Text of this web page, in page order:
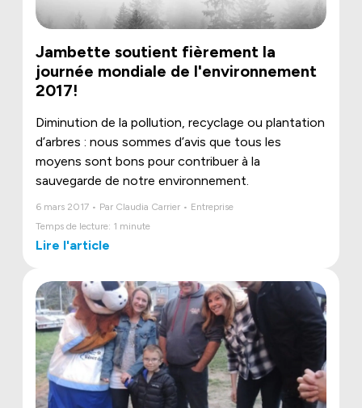
Jambette soutient fièrement la
journée mondiale de l'environnement
2017!
Diminution de la pollution, recyclage ou plantation
d’arbres : nous sommes d’avis que tous les
moyens sont bons pour contribuer à la
sauvegarde de notre environnement.
6 mars 2017 • Par Claudia Carrier • Entreprise
Temps de lecture: 1 minute
Lire l'article